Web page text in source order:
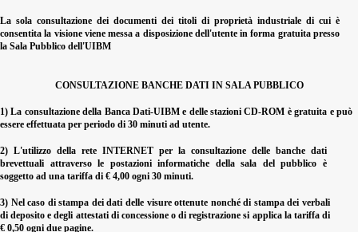
La sola consultazione dei documenti dei titoli di proprietà industriale di cui è
consentita la visione viene messa a disposizione dell'utente in forma gratuita presso
la Sala Pubblico dell'UIBM
CONSULTAZIONE BANCHE DATI IN SALA PUBBLICO
1) La consultazione della Banca Dati-UIBM e delle stazioni CD-ROM è gratuita e può
essere effettuata per periodo di 30 minuti ad utente.
2) L'utilizzo della rete INTERNET per la consultazione delle banche dati
brevettuali attraverso le postazioni informatiche della sala del pubblico è
soggetto ad una tariffa di € 4,00 ogni 30 minuti.
3) Nel caso di stampa dei dati delle visure ottenute nonché di stampa dei verbali
di deposito e degli attestati di concessione o di registrazione si applica la tariffa di
€ 0,50 ogni due pagine.